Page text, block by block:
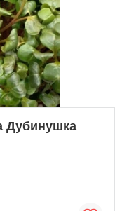
Дубинушка